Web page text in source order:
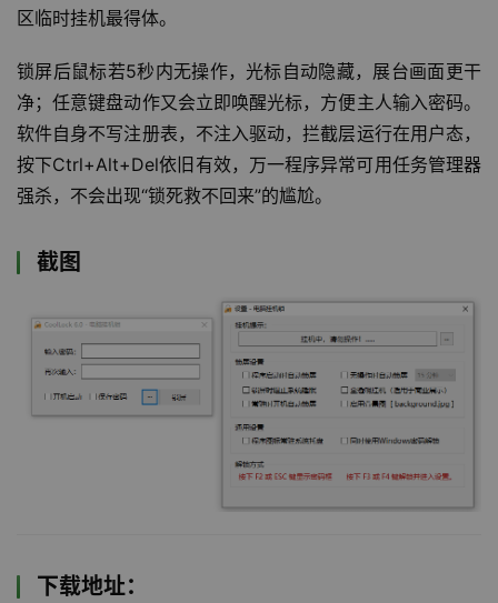
区临时挂机最得体。
锁屏后鼠标若5秒内无操作，光标自动隐藏，展台画面更干
净；任意键盘动作又会立即唤醒光标，方便主人输入密码。
软件自身不写注册表，不注入驱动，拦截层运行在用户态，
按下Ctrl+Alt+Del依旧有效，万一程序异常可用任务管理器
强杀，不会出现“锁死救不回来”的尴尬。
截图
下载地址：